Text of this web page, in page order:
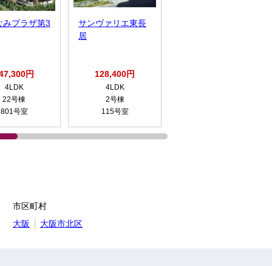
みプラザ第3
円
4LDK
22号棟
801号室
サンヴァリエ東長
居
128,400円
4LDK
2号棟
115号室
市区町村
大阪
大阪市北区